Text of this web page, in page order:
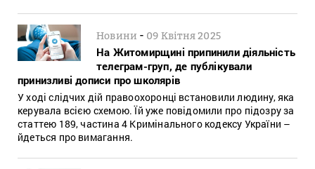
Новини - 09 Квітня 2025
На Житомирщині припинили діяльність
телеграм-груп, де публікували
принизливі дописи про школярів
У ході слідчих дій правоохоронці встановили людину, яка
керувала всією схемою. Їй уже повідомили про підозру за
статтею 189, частина 4 Кримінального кодексу України –
йдеться про вимагання.